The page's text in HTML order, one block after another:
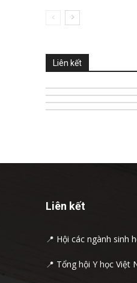
Liên kết
Liên kết
📍 Hội các ngành sinh
📍 Tổng hội Y học Việt